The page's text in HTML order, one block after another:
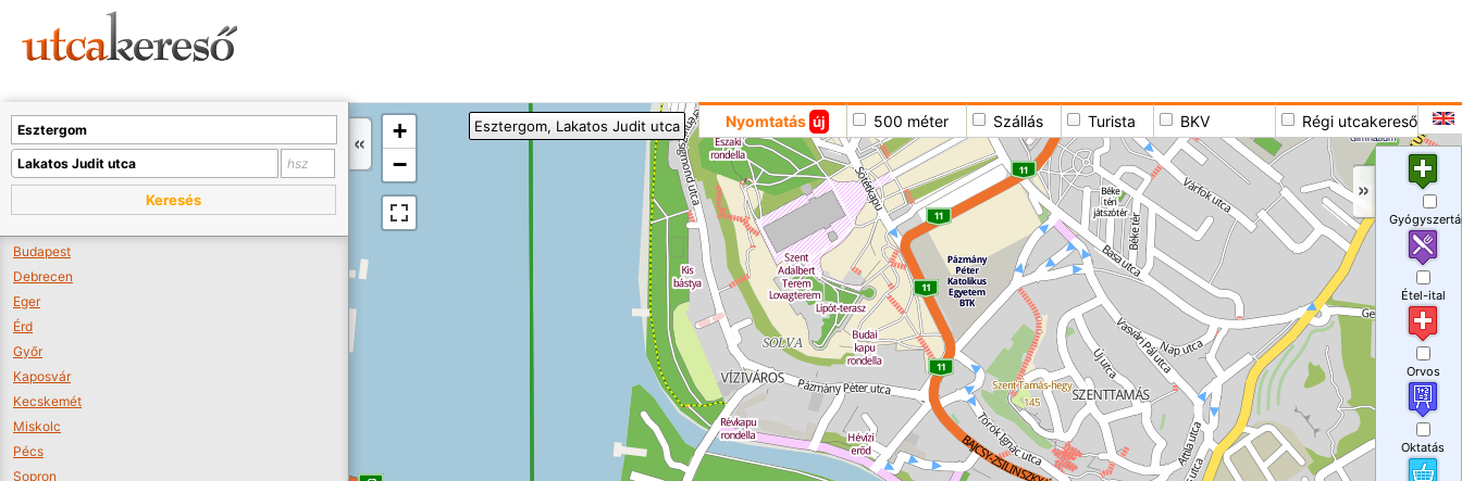
+
−
Nyomtatás új 500 méter Szállás Turista BKV Régi utcakereső
Esztergom, Lakatos Judit utca
Keresés
Budapest
Debrecen
Eger
Érd
Győr
Kaposvár
Kecskemét
Miskolc
Pécs
Sopron
Étel-ital
Orvos
Oktatás
A térképet kicsinyíteni kell, hogy látszódjanak a boltok.
Boltok látszódjanak >>